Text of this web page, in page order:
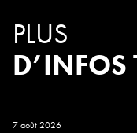
PLUS
D’INFOS
7 août 2026